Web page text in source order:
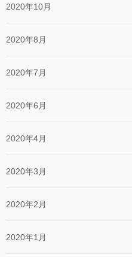
2020年10月
2020年8月
2020年7月
2020年6月
2020年4月
2020年3月
2020年2月
2020年1月